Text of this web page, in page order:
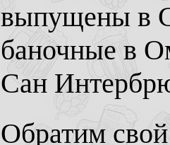
выпущены в
баночные в
Сан
Обратим